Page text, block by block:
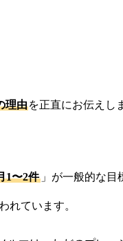
理由を正直にお伝えし
1〜2件」が一般的な目
れています。